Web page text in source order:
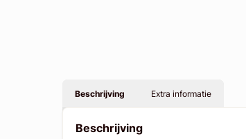
Beschrijving Extra informatie
Beschrijving